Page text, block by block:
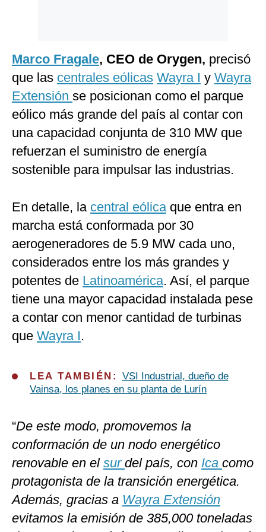
Marco Fragale, CEO de Orygen, precisó
que las centrales eólicas Wayra I y Wayra
Extensión se posicionan como el parque
eólico más grande del país al contar con
una capacidad conjunta de 310 MW que
refuerzan el suministro de energía
sostenible para impulsar las industrias.
En detalle, la central eólicaque entra en
marcha está conformada por 30
aerogeneradores de 5.9 MW cada uno,
considerados entre los más grandes y
potentes de Latinoamérica. Así, el parque
tiene una mayor capacidad instalada pese
a contar con menor cantidad de turbinas
que Wayra I.
LEA TAMBIÉN: VSI Industrial, dueño de
Vainsa, los planes en su planta de Lurín
“De este modo, promovemos la
conformación de un nodo energético
renovable en el sur del país, con Ica como
protagonista de la transición energética.
Además, gracias a Wayra Extensión
evitamos la emisión de 385,000 toneladas